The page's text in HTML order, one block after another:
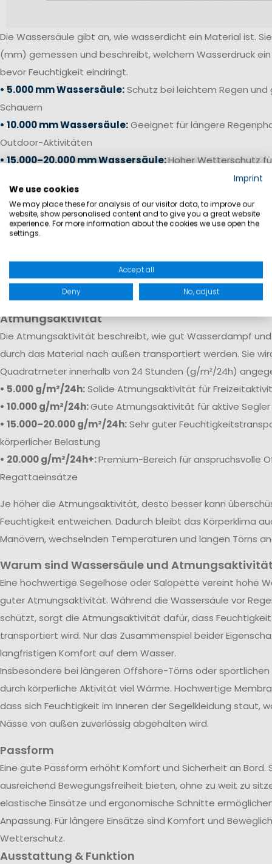
Die Wassersäule gibt an, wie wasserdicht ein Material ist.
(mm) gemessen und beschreibt, welchem Wasserdruck
bevor Feuchtigkeit eindringt.
• 5.000 mm Wassersäule:Schutz bei leichtem Regen
Schauern
• 10.000 mm Wassersäule:Geeignet für längere
Outdoor-Aktivitäten
• 15.000–20.000 mm Wassersäule:Hoher Wetterschutz
• 20.000 mm+ Wassersäule:
Bedingungen auf See
Gerade bei Segelhosen und Salopetten ist neben einer
robuste Verstärkungen sorgen dafür, dass Feuchtigkeit
Bedingungen zuverlässig draußen bleibt.
Atmungsaktivität
Die Atmungsaktivität beschreibt, wie gut Wasserdampf
durch das Material nach außen transportiert werden. Sie
Quadratmeter innerhalb von 24 Stunden (g/m²/24h)
• 5.000 g/m²/24h:Solide Atmungsaktivität für
• 10.000 g/m²/24h:Gute Atmungsaktivität für aktive Segler
• 15.000–20.000 g/m²/24h:Sehr guter
körperlicher Belastung
• 20.000 g/m²/24h+:Premium-Bereich für anspruchsvolle
Regattaeinsätze
Je höher die Atmungsaktivität, desto besser kann
Feuchtigkeit entweichen. Dadurch bleibt das Körperklima
Manövern, wechselnden Temperaturen und langen Törns
Warum sind Wassersäule und
Eine hochwertige Segelhose oder Salopette vereint hohe
guter Atmungsaktivität. Während die Wassersäule vor
schützt, sorgt die Atmungsaktivität dafür, dass
transportiert wird. Nur das Zusammenspiel beider
langfristigen Komfort auf dem Wasser.
Insbesondere bei längeren Offshore-Törns oder
durch körperliche Aktivität viel Wärme. Hochwertige
dass sich Feuchtigkeit im Inneren der Segelkleidung staut,
Nässe von außen zuverlässig abgehalten wird.
Passform
Eine gute Passform erhöht Komfort und Sicherheit an Bord.
ausreichend Bewegungsfreiheit bieten, ohne zu weit zu
elastische Einsätze und ergonomische Schnitte
Anpassung. Für längere Einsätze sind Komfort und
Wetterschutz.
Ausstattung & Funktion
Imprint
We use cookies
We may place these for analysis of our visitor data, to improve our
website, show personalised content and to give you a great website
experience. For more information about the cookies we use open the
settings.
Accept all
Deny No, adjust